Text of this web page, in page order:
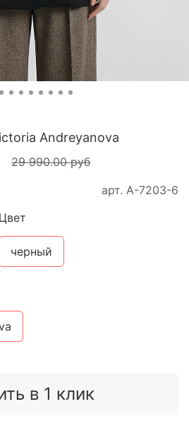
арт. A-7203-6
Andreyanova
29 990.00 руб
в 1 клик
Цвет
черный